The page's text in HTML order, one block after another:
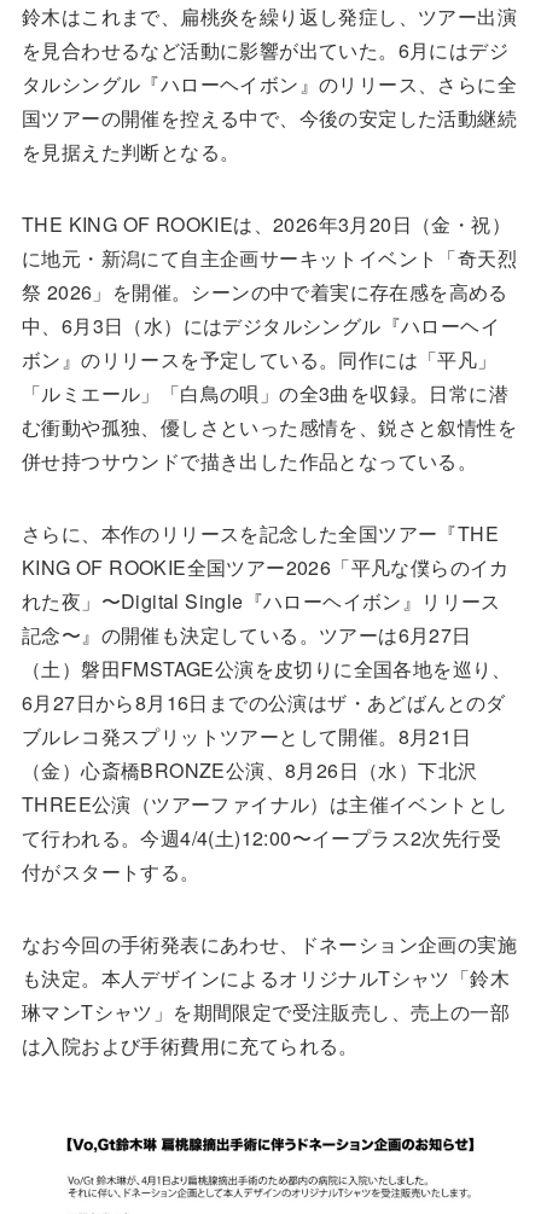
鈴木はこれまで、扁桃炎を繰り返し発症し、ツアー出演
を見合わせるなど活動に影響が出ていた。6月にはデジ
タルシングル『ハローヘイボン』のリリース、さらに全
国ツアーの開催を控える中で、今後の安定した活動継続
を見据えた判断となる。
THE KING OF ROOKIEは、2026年3月20日（金・祝）
に地元・新潟にて自主企画サーキットイベント「奇天烈
祭 2026」を開催。シーンの中で着実に存在感を高める
中、6月3日（水）にはデジタルシングル『ハローヘイ
ボン』のリリースを予定している。同作には「平凡」
「ルミエール」「白鳥の唄」の全3曲を収録。日常に潜
む衝動や孤独、優しさといった感情を、鋭さと叙情性を
併せ持つサウンドで描き出した作品となっている。
さらに、本作のリリースを記念した全国ツアー『THE
KING OF ROOKIE全国ツアー2026「平凡な僕らのイカ
れた夜」〜Digital Single『ハローヘイボン』リリース
記念〜』の開催も決定している。ツアーは6月27日
（土）磐田FMSTAGE公演を皮切りに全国各地を巡り、
6月27日から8月16日までの公演はザ・あどばんとのダ
ブルレコ発スプリットツアーとして開催。8月21日
（金）心斎橋BRONZE公演、8月26日（水）下北沢
THREE公演（ツアーファイナル）は主催イベントとし
て行われる。今週4/4(土)12:00〜イープラス2次先行受
付がスタートする。
なお今回の手術発表にあわせ、ドネーション企画の実施
も決定。本人デザインによるオリジナルTシャツ「鈴木
琳マンTシャツ」を期間限定で受注販売し、売上の一部
は入院および手術費用に充てられる。